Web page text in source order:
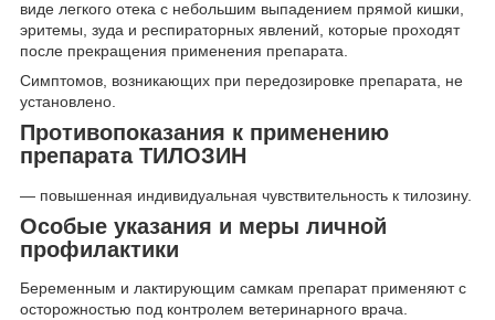
виде легкого отека с небольшим выпадением прямой кишки,
эритемы, зуда и респираторных явлений, которые проходят
после прекращения применения препарата.
Симптомов, возникающих при передозировке препарата, не
установлено.
Противопоказания к применению
препарата ТИЛОЗИН
— повышенная индивидуальная чувствительность к тилозину.
Особые указания и меры личной
профилактики
Беременным и лактирующим самкам препарат применяют с
осторожностью под контролем ветеринарного врача.